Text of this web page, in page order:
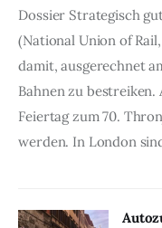
Dossier Strategisch
(National Union of
damit, ausgerechnet
Bahnen zu bestreiken.
Feiertag zum 70.
werden. In London